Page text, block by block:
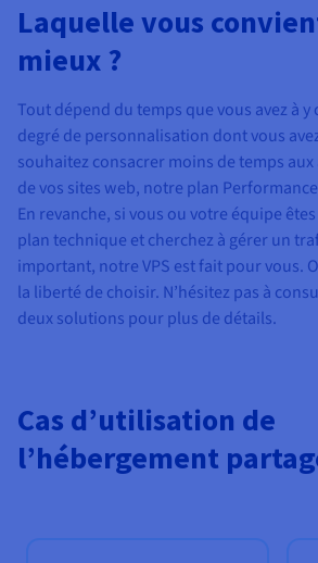
Laquelle vous
mieux ?
Tout dépend du temps que vous avez à y
degré de personnalisation dont vous
souhaitez consacrer moins de temps
de vos sites web, notre plan
En revanche, si vous ou votre équipe
plan technique et cherchez à gérer un
important, notre VPS est fait pour vous.
la liberté de choisir. N’hésitez pas à
deux solutions pour plus de détails.
Cas d’utilisation de
l’hébergement